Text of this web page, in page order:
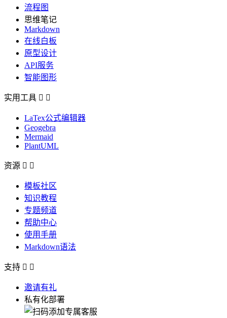
流程图
思维笔记
Markdown
在线白板
原型设计
API服务
智能图形
实用工具  
LaTex公式编辑器
Geogebra
Mermaid
PlantUML
资源  
模板社区
知识教程
专题频道
帮助中心
使用手册
Markdown语法
支持  
邀请有礼
私有化部署